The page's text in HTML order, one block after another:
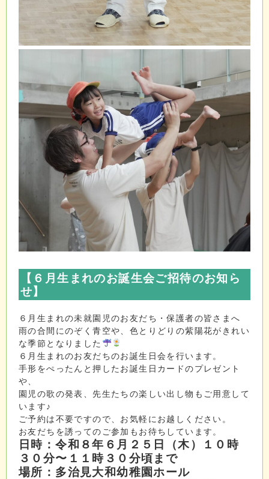
【６ 月生まれのお誕生会ご招待のお知ら
せ】
６月生まれの未就園児のお友だち・保護者の皆さまへ
雨の合間にのぞく青空や、色とりどりの紫陽花がきれい
な季節となりました
６月生まれのお友だちのお誕生日会を行います。
手形をぺったんと押したお誕生日カードのプレゼント
や、
園児の歌の発表、先生たちの楽しい出し物もご用意して
います♪
ご予約は不要ですので、お気軽にお越しください。
お友だちを誘ってのご参加もお待ちしています。
日時：令和８年６月２５日（木）１０時
３０分〜１１時３０分頃まで
場所：多治見大和幼稚園ホール